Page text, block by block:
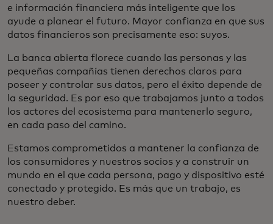
e información financiera más inteligente que los
ayude a planear el futuro. Mayor confianza en que sus
datos financieros son precisamente eso: suyos.
La banca abierta florece cuando las personas y las
pequeñas compañías tienen derechos claros para
poseer y controlar sus datos, pero el éxito depende de
la seguridad. Es por eso que trabajamos junto a todos
los actores del ecosistema para mantenerlo seguro,
en cada paso del camino.
Estamos comprometidos a mantener la confianza de
los consumidores y nuestros socios y a construir un
mundo en el que cada persona, pago y dispositivo esté
conectado y protegido. Es más que un trabajo, es
nuestro deber.